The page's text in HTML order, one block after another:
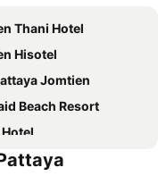
Thani Hotel
Hisotel
Jomtien
Beach Resort
Hotel